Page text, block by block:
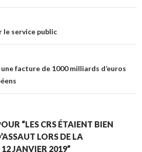
articles
le service public
facture de 1000 milliards d’euros
“LES CRS ÉTAIENT BIEN
LORS DE LA
JANVIER 2019”